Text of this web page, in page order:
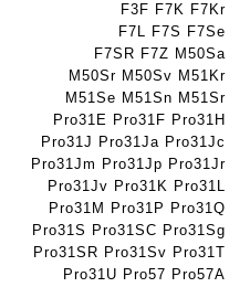
ר
י
ט
ב
ע
ב
ר
י
ת
F3F F7K F7Kr
F7L F7S F7Se
F7SR F7Z M50Sa
M50Sr M50Sv M51Kr
M51Se M51Sn M51Sr
Pro31E Pro31F Pro31H
Pro31J Pro31Ja Pro31Jc
Pro31Jm Pro31Jp Pro31Jr
Pro31Jv Pro31K Pro31L
Pro31M Pro31P Pro31Q
Pro31S Pro31SC Pro31Sg
Pro31SR Pro31Sv Pro31T
Pro31U Pro57 Pro57A